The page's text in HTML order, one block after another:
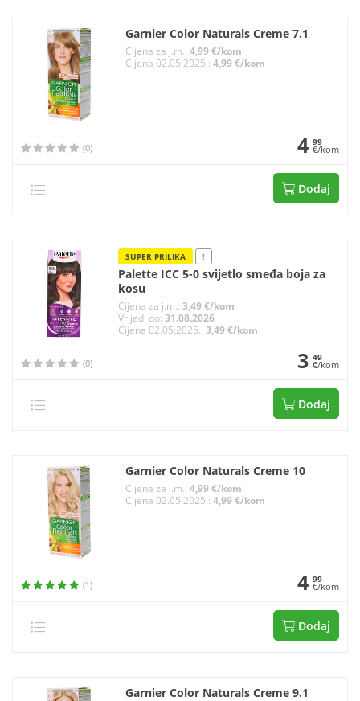
Garnier Color Naturals Creme 7.1
Cijena za j.m.: 4,99 €/kom
Cijena 02.05.2025.: 4,99 €/kom
(0) 4 99
€/kom
Dodaj
SUPER PRILIKA !
Palette ICC 5-0 svijetlo smeđa boja za
kosu
Cijena za j.m.:3,49 €/kom
Vrijedi do:31.08.2026
Cijena 02.05.2025.:3,49 €/kom
(0) 3 49
€/kom
Dodaj
Garnier Color Naturals Creme 10
Cijena za j.m.: 4,99 €/kom
Cijena 02.05.2025.: 4,99 €/kom
(1) 4 99
€/kom
Dodaj
Garnier Color Naturals Creme 9.1